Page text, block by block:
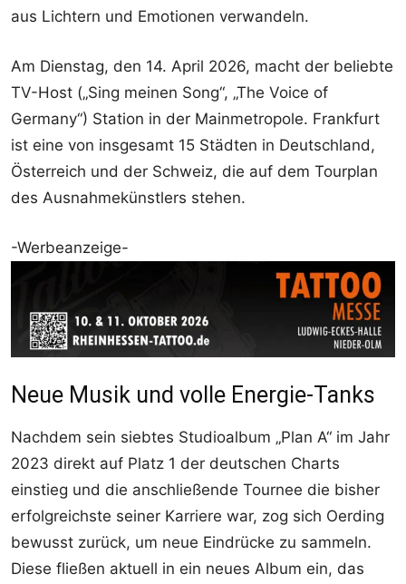
aus Lichtern und Emotionen verwandeln.
Am Dienstag, den 14. April 2026, macht der beliebte
TV-Host („Sing meinen Song“, „The Voice of
Germany“) Station in der Mainmetropole. Frankfurt
ist eine von insgesamt 15 Städten in Deutschland,
Österreich und der Schweiz, die auf dem Tourplan
des Ausnahmekünstlers stehen.
-Werbeanzeige-
Neue Musik und volle Energie-Tanks
Nachdem sein siebtes Studioalbum „Plan A“ im Jahr
2023 direkt auf Platz 1 der deutschen Charts
einstieg und die anschließende Tournee die bisher
erfolgreichste seiner Karriere war, zog sich Oerding
bewusst zurück, um neue Eindrücke zu sammeln.
Diese fließen aktuell in ein neues Album ein, das